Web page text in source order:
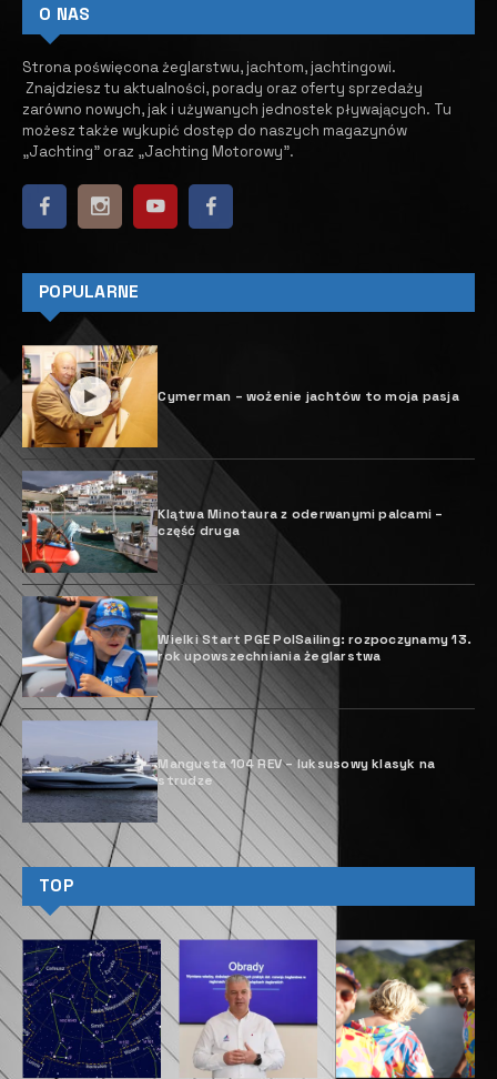
branży wprowadził funkcję
ThrusterHold
11 MARCA, 2024
D
ockmate, belgijski producent
bezprzewodowych pilotów do
jachtów, ogłosił wprowadzenie na
rynek nowej funkcji dla swoich
systemów zdalnego sterowania –
ThrusterHold.
ThrusterHold ułatwia skipperom cumowanie łodzi,
umożliwiając im utrzymywanie sterów
strumieniowych skierowanych na lewą lub prawą
burtę na określonym poziomie, aby utrzymać łódź
dociśniętą do pomostu, molo lub innej łodzi.
Chociaż niektórzy producenci OEM elementów
sterujących sterami strumieniowymi oferują
podobną funkcję, jest to pierwszy raz, kiedy ta
funkcja jest dostępna w bezprzewodowym pilocie